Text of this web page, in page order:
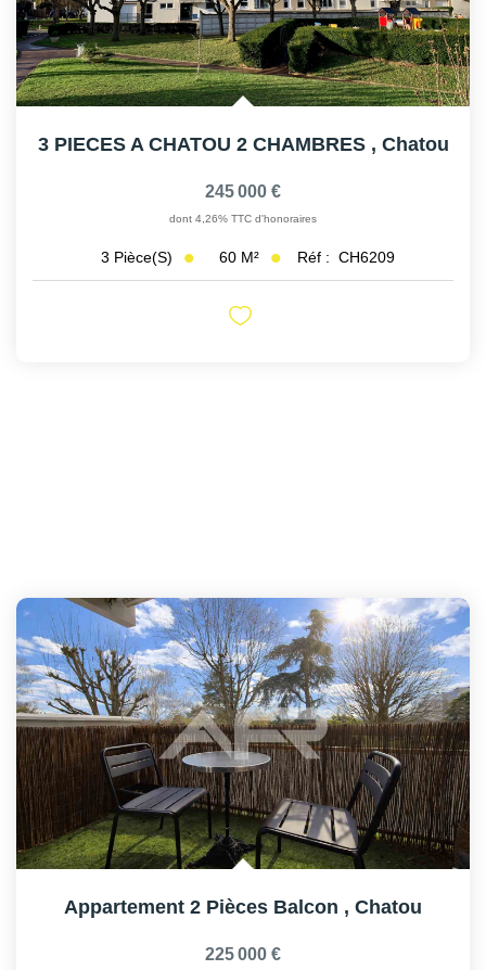
3 PIECES A CHATOU 2 CHAMBRES , Chatou
245 000 €
dont 4,26% TTC d'honoraires
3 Pièce(s) 60 M² Réf : CH6209
Appartement 2 Pièces Balcon , Chatou
225 000 €